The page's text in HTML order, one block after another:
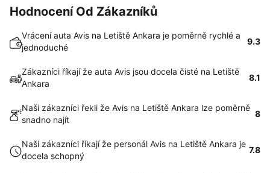
Hodnocení Od Zákazníků
Vrácení auta Avis na Letiště Ankara je poměrně rychlé a
jednoduché
9.3
Zákazníci říkají že auta Avis jsou docela čisté na Letiště
Ankara
8.1
Naši zákazníci řekli že Avis na Letiště Ankara lze poměrně
snadno najít
8
Naši zákazníci říkají že personál Avis na Letiště Ankara je
docela schopný
7.8